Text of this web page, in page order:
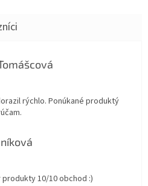
je 5 z 5 hviezdičiek.
rýchlo. Ponúkané produktý
je 5 z 5 hviezdičiek.
10/10 obchod :)